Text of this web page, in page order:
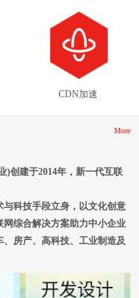
CDN加速
More
)创建于2014年，新一代互联
科技手段立身，以文化创意
综合解决方案助力中小企业
房产、高科技、工业制造及